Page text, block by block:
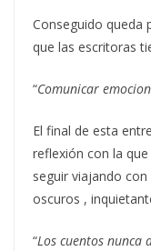
Conseguido queda
que las escritoras
“Comunicar
El final de esta
reflexión con la
seguir viajando
oscuros ,
“Los cuentos nunca